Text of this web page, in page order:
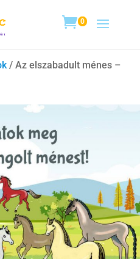
0
/ Az elszabadult ménes –